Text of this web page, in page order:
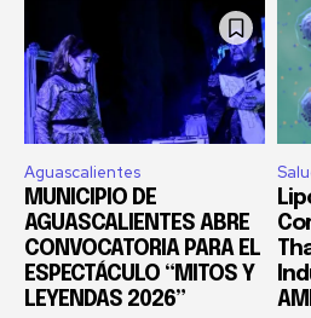
Aguascalientes
MUNICIPIO DE
AGUASCALIENTES ABRE
CONVOCATORIA PARA EL
ESPECTÁCULO “MITOS Y
LEYENDAS 2026”